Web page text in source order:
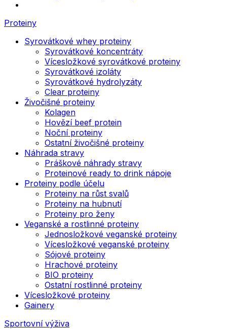
Proteiny
Syrovátkové whey proteiny
Syrovátkové koncentráty
Vícesložkové syrovátkové proteiny
Syrovátkové izoláty
Syrovátkové hydrolyzáty
Clear proteiny
Živočišné proteiny
Kolagen
Hovězí beef protein
Noční proteiny
Ostatní živočišné proteiny
Náhrada stravy
Práškové náhrady stravy
Proteinové ready to drink nápoje
Proteiny podle účelu
Proteiny na růst svalů
Proteiny na hubnutí
Proteiny pro ženy
Veganské a rostlinné proteiny
Jednosložkové veganské proteiny
Vícesložkové veganské proteiny
Sójové proteiny
Hrachové proteiny
BIO proteiny
Ostatní rostlinné proteiny
Vícesložkové proteiny
Gainery
Sportovní výživa